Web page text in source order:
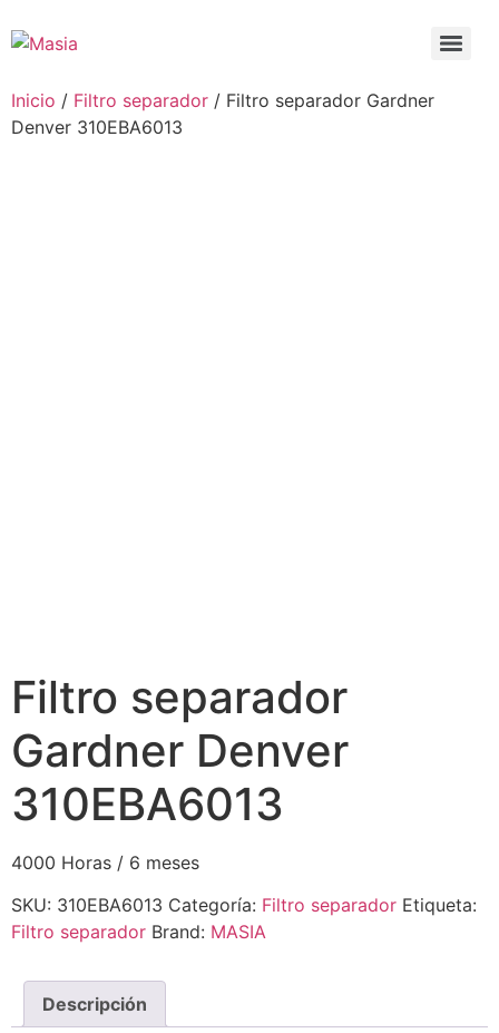
Inicio / Filtro separador / Filtro separador Gardner
Denver 310EBA6013
Filtro separador
Gardner Denver
310EBA6013
4000 Horas / 6 meses
SKU: 310EBA6013 Categoría: Filtro separador Etiqueta:
Filtro separador Brand: MASIA
Descripción